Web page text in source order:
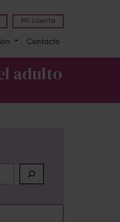
Mi cuenta
Contacto
adulto